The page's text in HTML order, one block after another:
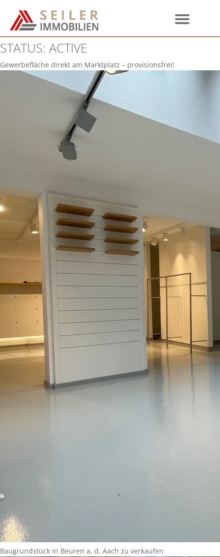
STATUS: ACTIVE
Gewerbefläche direkt am Marktplatz – provisionsfrei!
Baugrundstück in Beuren a. d. Aach zu verkaufen